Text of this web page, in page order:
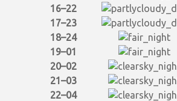
16–22
17–23
18–24
19–01
20–02
21–03
22–04